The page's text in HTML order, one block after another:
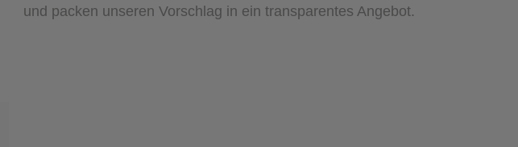
und packen unseren Vorschlag in ein transparentes Angebot.